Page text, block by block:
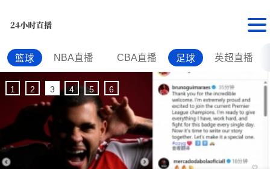
篮球 NBA直播 CBA直播 足球 英超直播
1 2 3 4 5 6